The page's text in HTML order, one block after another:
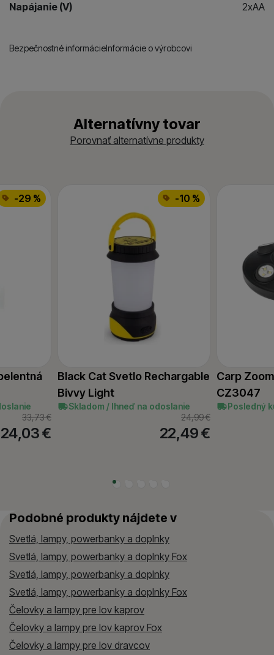
Napájanie (V) 2xAA
Bezpečnostné informácieInformácie o výrobcovi
Alternatívny tovar
Porovnať alternatívne produkty
-10 %
Black Cat Svetlo Rechargable
Bivvy Light
Skladom / Ihneď na odoslanie
24,99€
22,49€
Carp
CZ3047
Posledný
-29 %
33,73€
24,03€
Podobné produkty nájdete v
Svetlá, lampy, powerbanky a doplnky
Svetlá, lampy, powerbanky a doplnky Fox
Svetlá, lampy, powerbanky a doplnky
Svetlá, lampy, powerbanky a doplnky Fox
Čelovky a lampy pre lov kaprov
Čelovky a lampy pre lov kaprov Fox
Čelovky a lampy pre lov dravcov